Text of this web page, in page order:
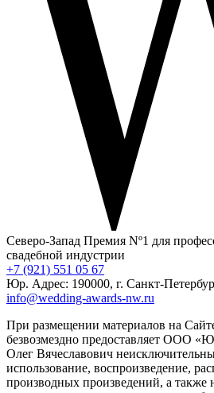
Северо-Запад Премия Nº1 для
свадебной индустрии
+7 (921) 551 05 67
Юр. Адрес: 190000, г. Санкт-
info@wedding-awards-nw.ru
При размещении материалов на
безвозмездно предоставляет ООО
Олег Вячеславович
использование, воспроизведение,
производных произведений, а также